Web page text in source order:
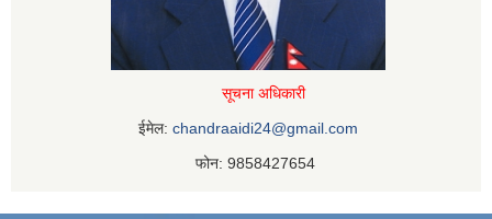
सूचना अधिकारी
ईमेल: chandraaidi24@gmail.com
फोन: 9858427654